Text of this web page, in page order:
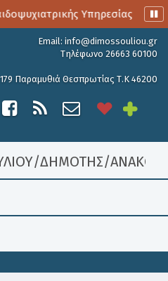
Υπηρεσίας
Email: info@dimossouliou.gr
Τηλέφωνο 26663 60100
Παραμυθιά Θεσπρωτίας Τ.Κ 46200
/ΔΗΜΟΤΗΣ/